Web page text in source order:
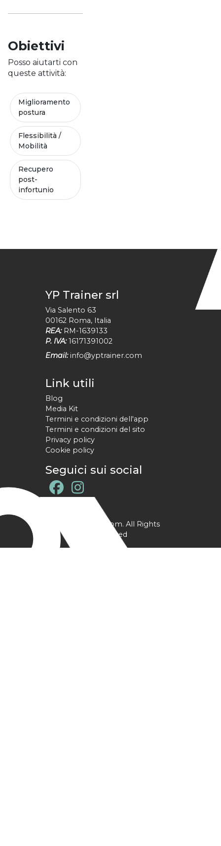
Obiettivi
Posso aiutarti con
queste attività:
Miglioramento
postura
Flessibilità /
Mobilità
Recupero
post-
infortunio
YP Trainer srl
Via Salento 63
00162 Roma, Italia
REA: RM-1639133
P. IVA: 16171391002
Email: info@yptrainer.com
Link utili
Blog
Media Kit
Termini e condizioni dell'app
Termini e condizioni del sito
Privacy policy
Cookie policy
Seguici sui social
@ YPtrainer.com. All Rights
Reserved